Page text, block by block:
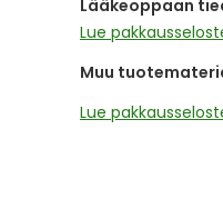
the
images
Lääkeoppaan
Lue
Muu
Lue